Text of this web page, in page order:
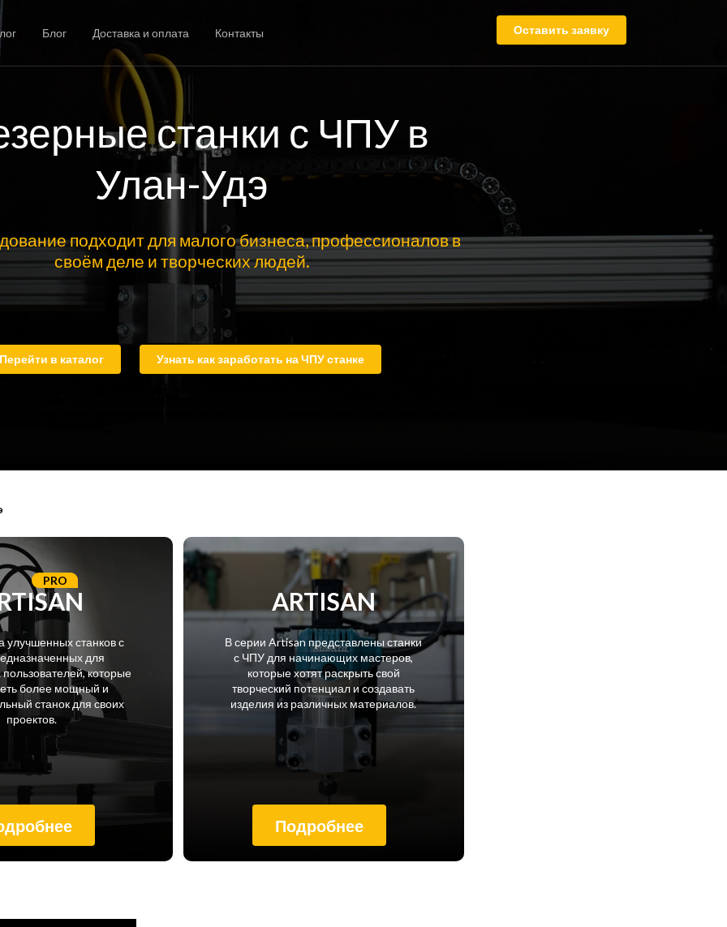
Блог Доставка и оплата Контакты Оставить заявку
станки с ЧПУ в
Улан-Удэ
подходит для малого бизнеса, профессионалов в
своём деле и творческих людей.
Перейти в каталог Узнать как заработать на ЧПУ станке
PRO
улучшенных станков с
для
которые
более мощный и
станок для своих
проектов.
ARTISAN
В серии Artisan представлены станки
с ЧПУ для начинающих мастеров,
которые хотят раскрыть свой
творческий потенциал и создавать
изделия из различных материалов.
Подробнее